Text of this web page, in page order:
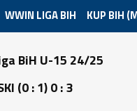
WWIN LIGA BIH KUP BIH
BiH U-15 24/25
(0 : 1) 0 : 3